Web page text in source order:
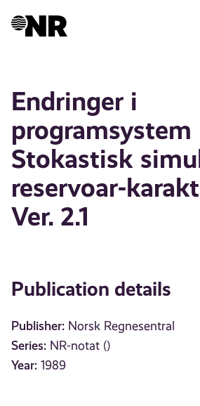
Endringer i
programsystem
Stokastisk
reservoar-
Ver. 2.1
Publication details
Publisher: Norsk Regnesentral
Series: NR-notat ()
Year: 1989